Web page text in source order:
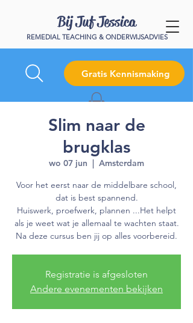
Bij Juf Jessica
REMEDIAL TEACHING & ONDERWIJSADVIES
Gratis Kennismaking
Slim naar de
brugklas
wo 07 jun
  |
Amsterdam
Voor het eerst naar de middelbare school,
dat is best spannend.
Huiswerk, proefwerk, plannen ...Het helpt
als je weet wat je allemaal te wachten staat.
Na deze cursus ben jij op alles voorbereid.
Registratie is afgesloten
Andere evenementen bekijken